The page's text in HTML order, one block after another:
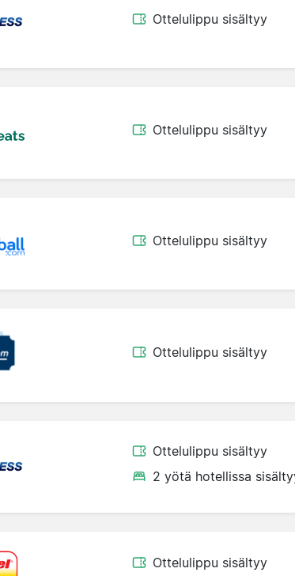
Ottelulippu sisältyy
Ottelulippu sisältyy
Ottelulippu sisältyy
Ottelulippu sisältyy
Ottelulippu sisältyy
2 yötä hotellissa
Ottelulippu sisältyy